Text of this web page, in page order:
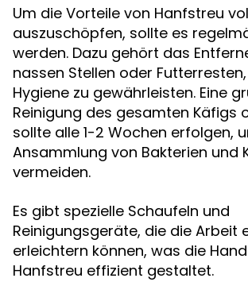
Um die Vorteile von Hanfstreu
auszuschöpfen, sollte es
werden. Dazu gehört das
nassen Stellen oder
Hygiene zu gewährleisten. Eine
Reinigung des gesamten Käfigs
sollte alle 1-2 Wochen erfolgen,
Ansammlung von Bakterien und
vermeiden.
Es gibt spezielle Schaufeln und
Reinigungsgeräte, die die Arbeit
erleichtern können, was die
Hanfstreu effizient gestaltet.